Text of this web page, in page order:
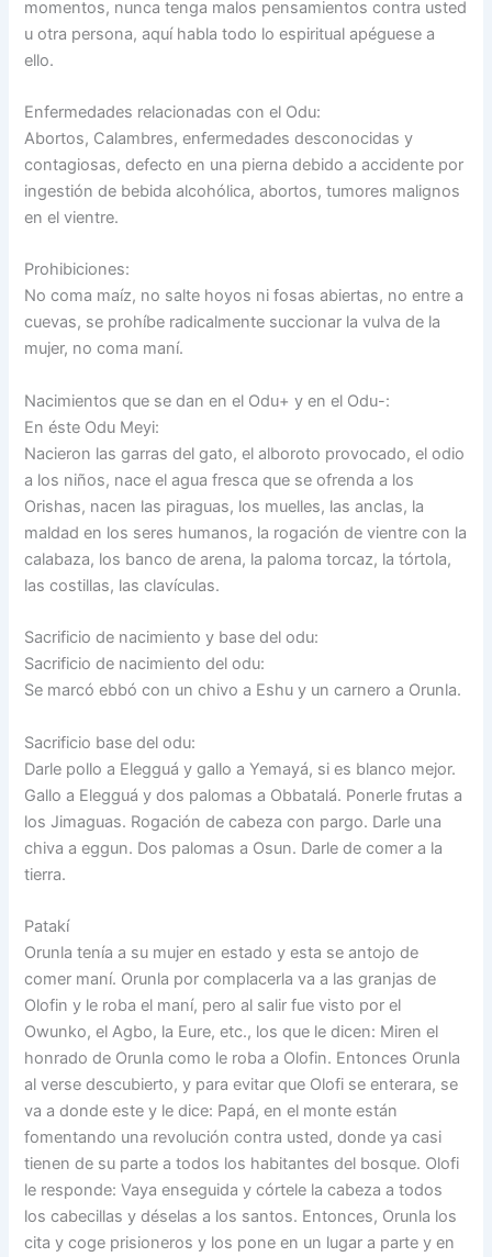
momentos, nunca tenga malos pensamientos contra usted
u otra persona, aquí habla todo lo espiritual apéguese a
ello.
Enfermedades relacionadas con el Odu:
Abortos, Calambres, enfermedades desconocidas y
contagiosas, defecto en una pierna debido a accidente por
ingestión de bebida alcohólica, abortos, tumores malignos
en el vientre.
Prohibiciones:
No coma maíz, no salte hoyos ni fosas abiertas, no entre a
cuevas, se prohíbe radicalmente succionar la vulva de la
mujer, no coma maní.
Nacimientos que se dan en el Odu+ y en el Odu-:
En éste Odu Meyi:
Nacieron las garras del gato, el alboroto provocado, el odio
a los niños, nace el agua fresca que se ofrenda a los
Orishas, nacen las piraguas, los muelles, las anclas, la
maldad en los seres humanos, la rogación de vientre con la
calabaza, los banco de arena, la paloma torcaz, la tórtola,
las costillas, las clavículas.
Sacrificio de nacimiento y base del odu:
Sacrificio de nacimiento del odu:
Se marcó ebbó con un chivo a Eshu y un carnero a Orunla.
Sacrificio base del odu:
Darle pollo a Elegguá y gallo a Yemayá, si es blanco mejor.
Gallo a Elegguá y dos palomas a Obbatalá. Ponerle frutas a
los Jimaguas. Rogación de cabeza con pargo. Darle una
chiva a eggun. Dos palomas a Osun. Darle de comer a la
tierra.
Patakí
Orunla tenía a su mujer en estado y esta se antojo de
comer maní. Orunla por complacerla va a las granjas de
Olofin y le roba el maní, pero al salir fue visto por el
Owunko, el Agbo, la Eure, etc., los que le dicen: Miren el
honrado de Orunla como le roba a Olofin. Entonces Orunla
al verse descubierto, y para evitar que Olofi se enterara, se
va a donde este y le dice: Papá, en el monte están
fomentando una revolución contra usted, donde ya casi
tienen de su parte a todos los habitantes del bosque. Olofi
le responde: Vaya enseguida y córtele la cabeza a todos
los cabecillas y déselas a los santos. Entonces, Orunla los
cita y coge prisioneros y los pone en un lugar a parte y en